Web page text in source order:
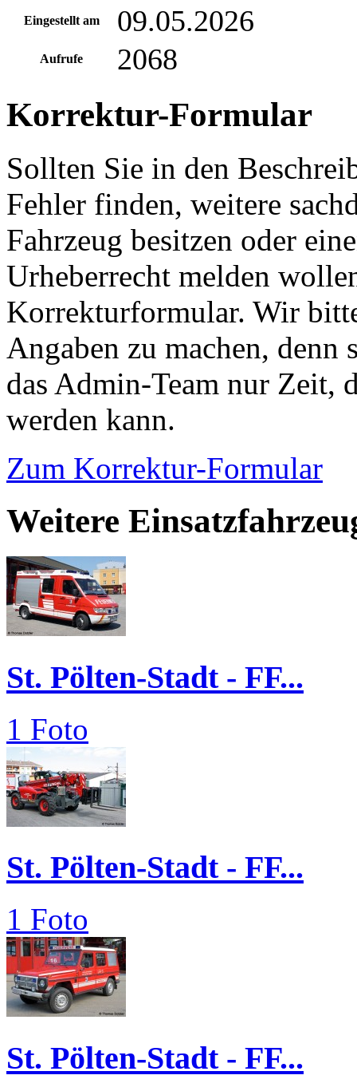
Eingestellt am 09.05.2026
Aufrufe 2068
Korrektur-Formular
Sollten Sie in den
Fehler finden, weitere
Fahrzeug besitzen oder
Urheberrecht melden
Korrekturformular. Wir
Angaben zu machen,
das Admin-Team nur Zeit,
werden kann.
Zum Korrektur-Formular
Weitere
St. Pölten-Stadt - FF...
1 Foto
St. Pölten-Stadt - FF...
1 Foto
St. Pölten-Stadt - FF...